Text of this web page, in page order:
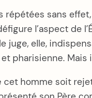
sans
l’aspect de
juge, elle,
pharisienne. Mais
homme soit